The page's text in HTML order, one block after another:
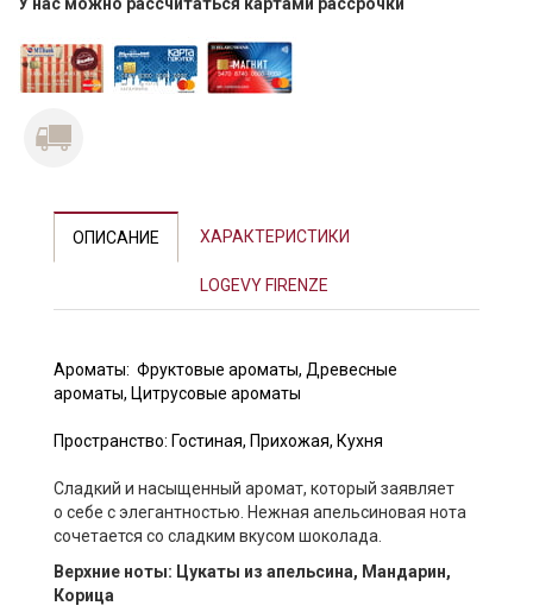
ОПИСАНИЕ ХАРАКТЕРИСТИКИ
LOGEVY FIRENZE
Ароматы: Фруктовые ароматы, Древесные
ароматы, Цитрусовые ароматы
Пространство: Гостиная, Прихожая, Кухня
Сладкий и насыщенный аромат, который заявляет
о себе с элегантностью. Нежная апельсиновая нота
сочетается со сладким вкусом шоколада.
Верхние ноты: Цукаты из апельсина, Мандарин,
Корица